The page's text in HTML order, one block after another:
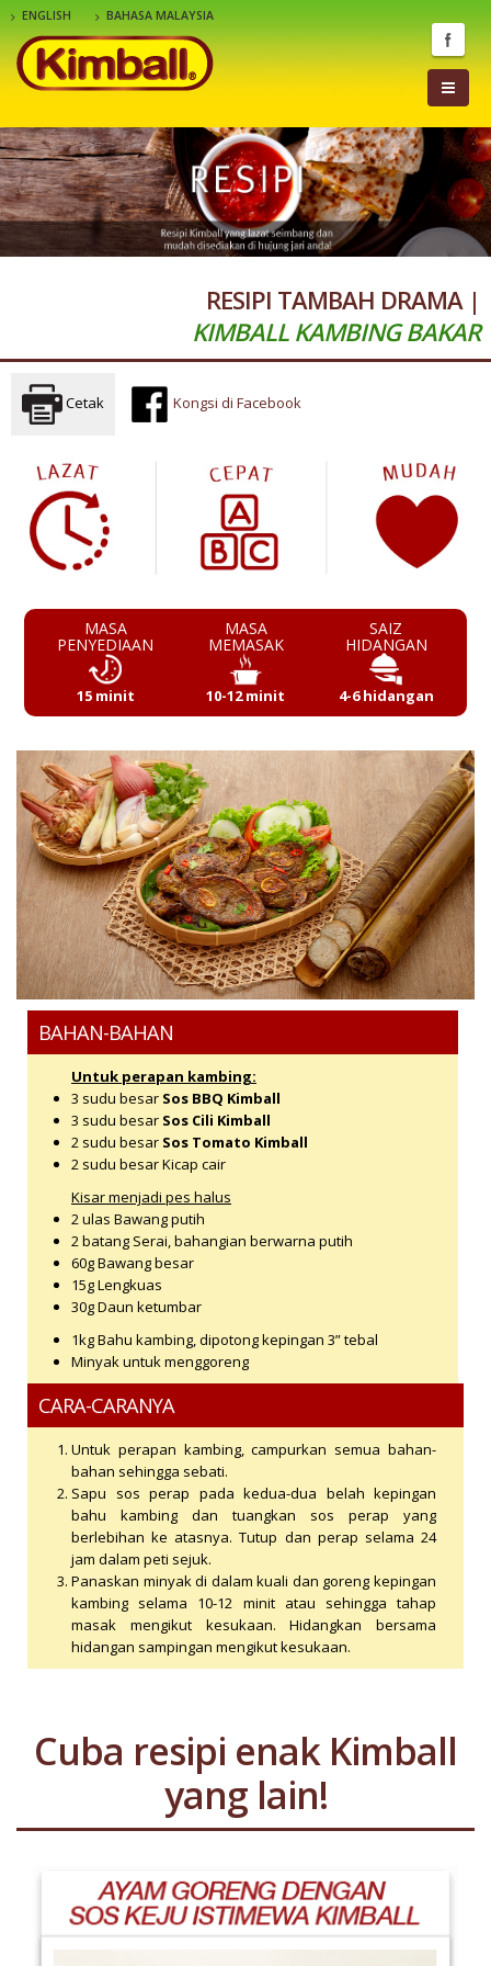
ENGLISH BAHASA MALAYSIA
RESIPI TAMBAH DRAMA |
KIMBALL KAMBING BAKAR
Cetak Kongsi di Facebook
MASA
PENYEDIAAN
15 minit
MASA
MEMASAK
10-12 minit
SAIZ
HIDANGAN
4-6 hidangan
BAHAN-BAHAN
Untuk perapan kambing:
3 sudu besar Sos BBQ Kimball
3 sudu besar Sos Cili Kimball
2 sudu besar Sos Tomato Kimball
2 sudu besar Kicap cair
Kisar menjadi pes halus
2 ulas Bawang putih
2 batang Serai, bahangian berwarna putih
60g Bawang besar
15g Lengkuas
30g Daun ketumbar
1kg Bahu kambing, dipotong kepingan 3” tebal
Minyak untuk menggoreng
CARA-CARANYA
Untuk perapan kambing, campurkan semua bahan-
bahan sehingga sebati.
Sapu sos perap pada kedua-dua belah kepingan
bahu kambing dan tuangkan sos perap yang
berlebihan ke atasnya. Tutup dan perap selama 24
jam dalam peti sejuk.
Panaskan minyak di dalam kuali dan goreng kepingan
kambing selama 10-12 minit atau sehingga tahap
masak mengikut kesukaan. Hidangkan bersama
hidangan sampingan mengikut kesukaan.
Cuba resipi enak Kimball
yang lain!